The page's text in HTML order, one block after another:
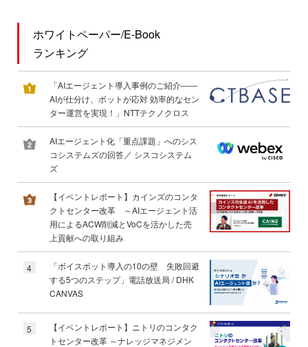
ホワイトペーパー/E-Book
ランキング
「AIエージェント導入事例のご紹介――
AIが仕分け、ボットが応対 効率的なセン
ター運営を実現！」NTTテクノクロス
AIエージェント化「重点課題」へのシス
コシステムズの回答／ シスコシステム
ズ
【イベントレポート】カインズのコンタ
クトセンター改革 ～AIエージェント活
用によるACW削減とVoCを活かした売
上貢献への取り組み
4
「ボイスボット導入の10の壁 失敗回避
する5つのステップ」電話放送局 / DHK
CANVAS
5
【イベントレポート】ニトリのコンタク
トセンター改革 ～ナレッジマネジメン